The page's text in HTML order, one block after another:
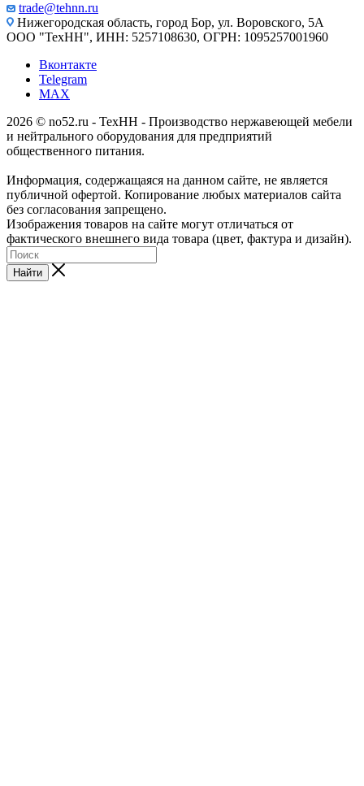
trade@tehnn.ru
Нижегородская область, город Бор, ул. Воровского, 5А
ООО "ТехНН", ИНН: 5257108630, ОГРН: 1095257001960
Вконтакте
Telegram
MAX
2026 © no52.ru - ТехНН - Производство нержавеющей мебели
и нейтрального оборудования для предприятий
общественного питания.
Информация, содержащаяся на данном сайте, не является
публичной офертой. Копирование любых материалов сайта
без согласования запрещено.
Изображения товаров на сайте могут отличаться от
фактического внешнего вида товара (цвет, фактура и дизайн).
Найти